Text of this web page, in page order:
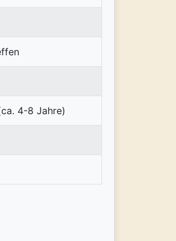
4-8 Jahre)